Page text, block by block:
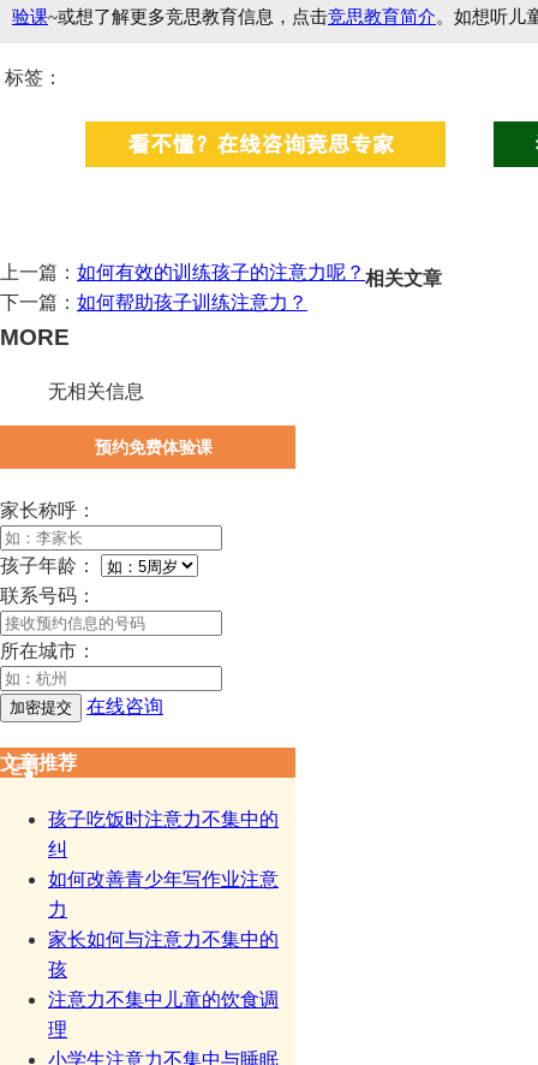
验课~或想了解更多竞思教育信息，点击竞思教育简介。如想听儿
标签：
上一篇： 如何有效的训练孩子的注意力呢？
下一篇： 如何帮助孩子训练注意力？
相关文章
MORE
无相关信息
预约免费体验课
家长称呼：
孩子年龄：
联系号码：
所在城市：
在线咨询
文章推荐
孩子吃饭时注意力不集中的
纠
如何改善青少年写作业注意
力
家长如何与注意力不集中的
孩
注意力不集中儿童的饮食调
理
小学生注意力不集中与睡眠